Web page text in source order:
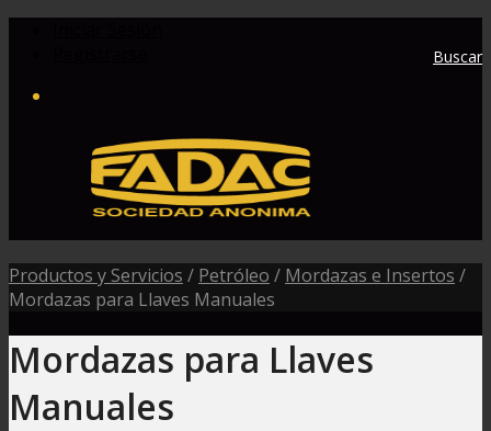
Buscar
Productos y Servicios / Petróleo / Mordazas e Insertos /
Mordazas para Llaves Manuales
Mordazas para Llaves
Manuales